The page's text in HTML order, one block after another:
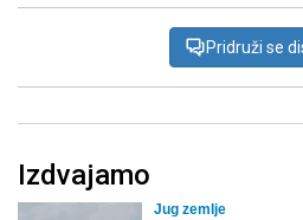
Pridruži se
Izdvajamo
Jug zemlje